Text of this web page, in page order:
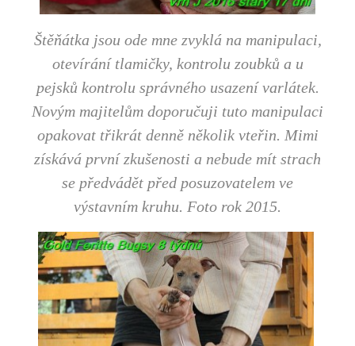
Štěňátka jsou ode mne zvyklá na manipulaci,
otevírání tlamičky, kontrolu zoubků a u
pejsků kontrolu správného usazení varlátek.
Novým majitelům doporučuji tuto manipulaci
opakovat třikrát denně několik vteřin. Mimi
získává první zkušenosti a nebude mít strach
se předvádět před posuzovatelem ve
výstavním kruhu. Foto rok 2015.